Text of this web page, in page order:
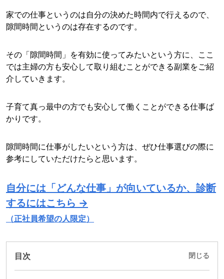
家での仕事というのは自分の決めた時間内で行えるので、
隙間時間というのは存在するのです。
その「隙間時間」を有効に使ってみたいという方に、ここ
では主婦の方も安心して取り組むことができる副業をご紹
介していきます。
子育て真っ最中の方でも安心して働くことができる仕事ば
かりです。
隙間時間に仕事がしたいという方は、ぜひ仕事選びの際に
参考にしていただけたらと思います。
自分には「どんな仕事」が向いているか、診断
するにはこちら →
（正社員希望の人限定）
目次 閉じる